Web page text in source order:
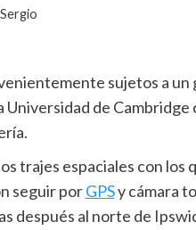
sujetos a
Universidad de Cambridge
trajes espaciales con los
seguir porGPSy cámara
después al norte de